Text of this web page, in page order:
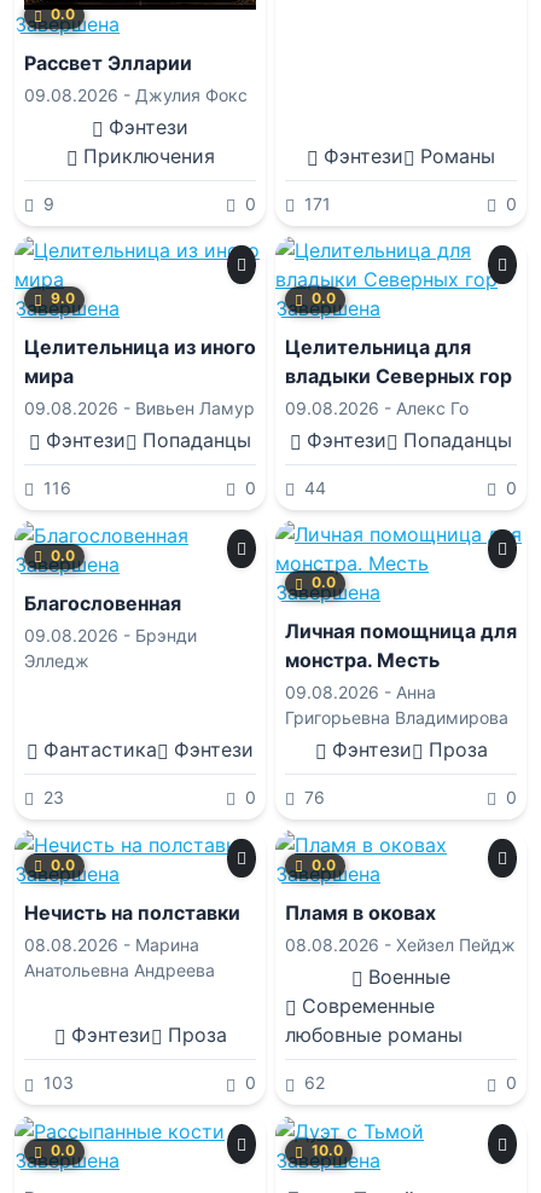
Завершена
0.0
Рассвет Элларии
09.08.2026 - Джулия Фокс
Фэнтези
Приключения
9 0
Фэнтези Романы
171 0
Завершена
9.0
Целительница из иного
мира
09.08.2026 - Вивьен Ламур
Фэнтези Попаданцы
116 0
Завершена
0.0
Целительница для
владыки Северных гор
09.08.2026 - Алекс Го
Фэнтези Попаданцы
44 0
Завершена
0.0
Благословенная
09.08.2026 - Брэнди
Элледж
Фантастика Фэнтези
23 0
Завершена
0.0
Личная помощница для
монстра. Месть
09.08.2026 - Анна
Григорьевна Владимирова
Фэнтези Проза
76 0
Завершена
0.0
Нечисть на полставки
08.08.2026 - Марина
Анатольевна Андреева
Фэнтези Проза
103 0
Завершена
0.0
Пламя в оковах
08.08.2026 - Хейзел Пейдж
Военные
Современные
любовные романы
62 0
Завершена
0.0 Завершена
10.0